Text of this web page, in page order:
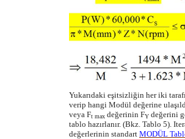
Yukarıdaki eşitsizliğin her iki
verip hangi Modül değerine
veya Ft max değerinin FY değerini
tablo hazırlanır. (Bkz. Tablo 5).
değerlerinin standart MODÜL